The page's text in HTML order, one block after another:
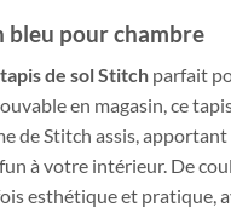
bleu pour chambre
tapis de sol Stitch parfait
en magasin, ce
de Stitch assis,
à votre intérieur. De
esthétique et pratique,